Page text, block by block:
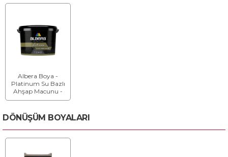
Albera Boya -
Platinum Su Bazlı
Ahşap Macunu -
Su Bazlı Ahşap
DÖNÜŞÜM BOYALARI